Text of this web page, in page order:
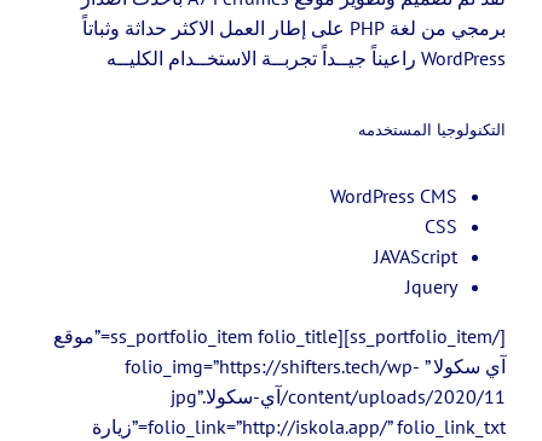
برمجي من لغة PHP على إطار العمل الاكثر حداثة وثباتاً
WordPress راعيناً جيــداً تجربــة الاستخــدام الكليــه
التكنولوجيا المستخدمه
WordPress CMS
CSS
JAVAScript
Jquery
[/ss_portfolio_item][ss_portfolio_item folio_title=”موقع
آي سكولا ” folio_img=”https://shifters.tech/wp-
content/uploads/2020/11/آي-سكولا.jpg”
folio_link=”http://iskola.app/” folio_link_txt=”زيارة